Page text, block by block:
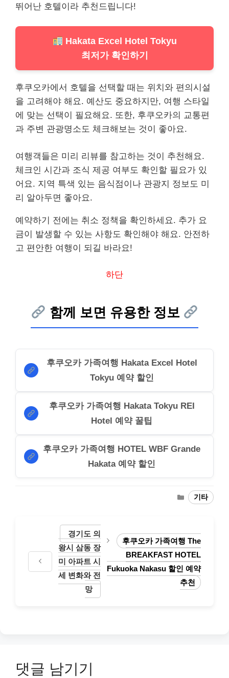
뛰어난 호텔이라 추천드립니다!
Hakata Excel Hotel Tokyu
최저가 확인하기
후쿠오카에서 호텔을 선택할 때는 위치와 편의시설
을 고려해야 해요. 예산도 중요하지만, 여행 스타일
에 맞는 선택이 필요해요. 또한, 후쿠오카의 교통편
과 주변 관광명소도 체크해보는 것이 좋아요.
여행객들은 미리 리뷰를 참고하는 것이 추천해요.
체크인 시간과 조식 제공 여부도 확인할 필요가 있
어요. 지역 특색 있는 음식점이나 관광지 정보도 미
리 알아두면 좋아요.
예약하기 전에는 취소 정책을 확인하세요. 추가 요
금이 발생할 수 있는 사항도 확인해야 해요. 안전하
고 편안한 여행이 되길 바라요!
하단
함께 보면 유용한 정보
후쿠오카 가족여행 Hakata Excel Hotel
Tokyu 예약 할인
후쿠오카 가족여행 Hakata Tokyu REI
Hotel 예약 꿀팁
후쿠오카 가족여행 HOTEL WBF Grande
Hakata 예약 할인
카
테
기타
경기도 의
왕시 삼동 장
미 아파트 시
세 변화와 전
망
후쿠오카 가족여행 The
BREAKFAST HOTEL
Fukuoka Nakasu 할인 예약
추천
댓글 남기기